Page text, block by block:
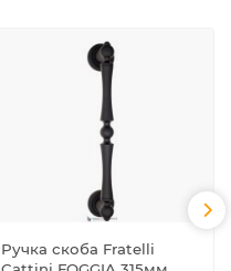
Ручка скоба Fratelli